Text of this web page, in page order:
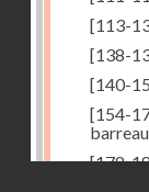
[113-
[138-
[140-
[154-
[178-